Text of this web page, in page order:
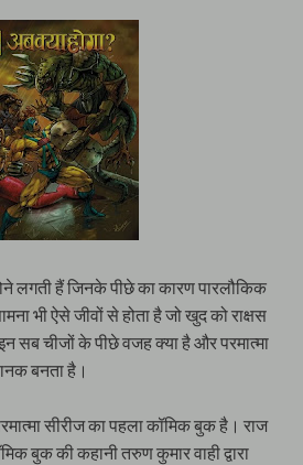
लगती हैं जिनके पीछे का कारण पारलौकिक
भी ऐसे जीवों से होता है जो खुद को राक्षस
चीजों के पीछे वजह क्या है और परमात्मा
बनता है।
सीरीज का पहला कॉमिक बुक है। राज
बुक की कहानी तरुण कुमार वाही द्वारा